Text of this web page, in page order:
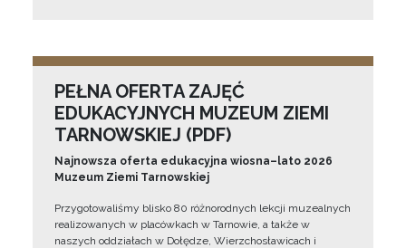
PEŁNA OFERTA ZAJĘĆ
EDUKACYJNYCH MUZEUM ZIEMI
TARNOWSKIEJ (PDF)
Najnowsza oferta edukacyjna wiosna–lato 2026
Muzeum Ziemi Tarnowskiej
Przygotowaliśmy blisko 80 różnorodnych lekcji muzealnych
realizowanych w placówkach w Tarnowie, a także w
naszych oddziałach w Dołędze, Wierzchosławicach i